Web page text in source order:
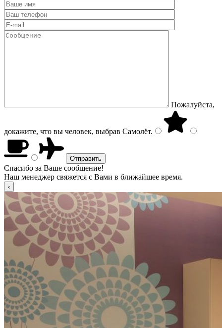
Пожалуйста,
докажите, что вы человек, выбрав Самолёт.
Спасибо за Ваше сообщение!
Наш менеджер свяжется с Вами в ближайшее время.